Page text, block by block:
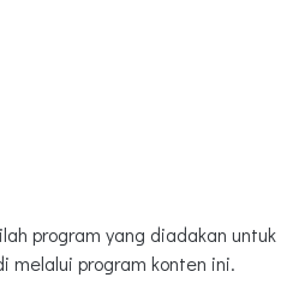
program yang diadakan untuk
melalui program konten ini.